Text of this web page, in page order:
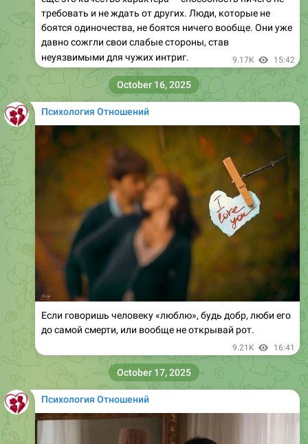
требовать и не ждать от других. Люди, которые не
боятся одиночества, не боятся ничего вообще. Они уже
давно сожгли свои слабые стороны, став
неуязвимыми для чужих интриг.
9.17K 15:42
Психология Отношений
Если говоришь человеку «люблю», будь добр, люби его
до самой смерти, или вообще не открывай рот.
9.21K 16:41
October 16, 2025
Психология Отношений
October 17, 2025